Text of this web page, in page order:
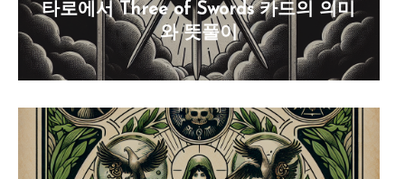
타로에서 Three of Swords 카드의 의미
와 뜻풀이